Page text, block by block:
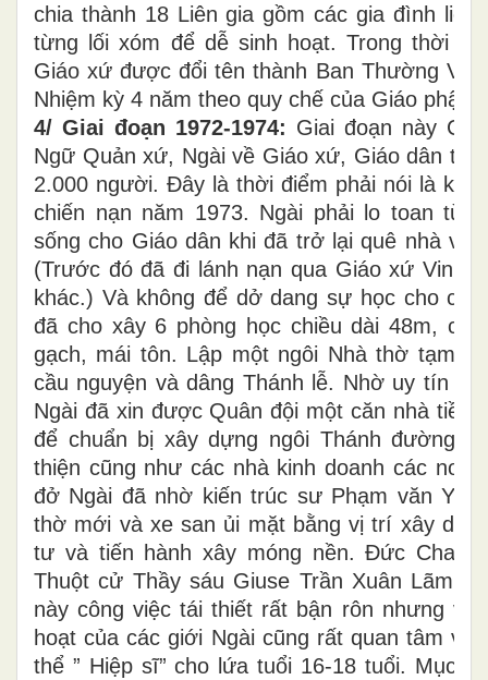
chia thành 18 Liên gia gồm các gia đình liên
từng lối xóm để dễ sinh hoạt. Trong thời
Giáo xứ được đổi tên thành Ban Thường Vụ
Nhiệm kỳ 4 năm theo quy chế của Giáo phận.
4/ Giai đoạn 1972-1974: Giai đoạn này
Ngữ Quản xứ, Ngài về Giáo xứ, Giáo dân
2.000 người. Đây là thời điểm phải nói là khó
chiến nạn năm 1973. Ngài phải lo toan
sống cho Giáo dân khi đã trở lại quê nhà với
(Trước đó đã đi lánh nạn qua Giáo xứ Vinh
khác.) Và không để dở dang sự học cho
đã cho xây 6 phòng học chiều dài 48m,
gạch, mái tôn. Lập một ngôi Nhà thờ tạm
cầu nguyện và dâng Thánh lễ. Nhờ uy tín
Ngài đã xin được Quân đội một căn nhà tiền
để chuẩn bị xây dựng ngôi Thánh đường
thiện cũng như các nhà kinh doanh các nơi
đở Ngài đã nhờ kiến trúc sư Phạm văn Yến
thờ mới và xe san ủi mặt bằng vị trí xây
tư và tiến hành xây móng nền. Đức Cha
Thuột cử Thầy sáu Giuse Trần Xuân Lãm
này công việc tái thiết rất bận rôn nhưng về
hoạt của các giới Ngài cũng rất quan tâm và
thể ” Hiệp sĩ” cho lứa tuổi 16-18 tuổi. Mục